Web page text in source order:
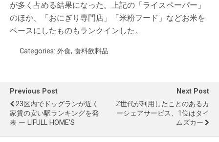
が多く占める結果になった。上記の「ライスペーパー」
のほか、「おにぎり専門店」「米粉フード」などお米を
ベースにしたものもランクインした。
Categories: 外食, 食料飲料品
Previous Post
23区内でドッグランが近く
家賃の安い駅ランキングを発
表 ー LIFULL HOME’S
Next Post
Z世代が利用したことのあるカ
ーシェアサービス、1位はタイ
ムズカー